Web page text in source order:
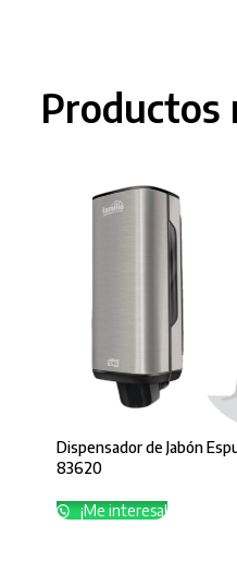
Productos
Dispensador de Jabón
83620
¡Me interesa!